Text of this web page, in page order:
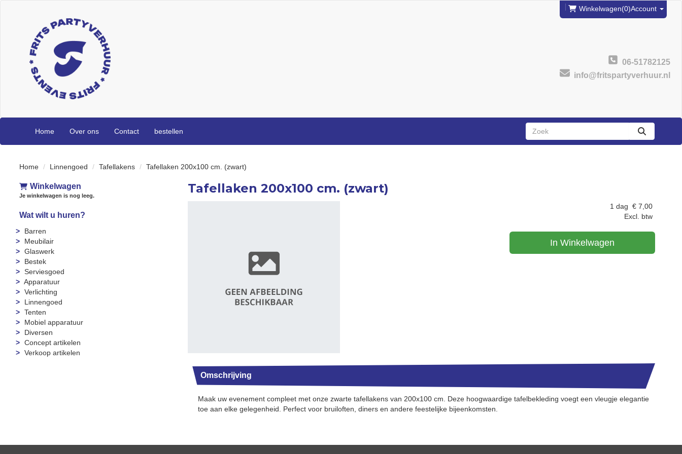
Winkelwagen(0)Account
06-51782125
info@fritspartyverhuur.nl
Home Over ons Contact bestellen
zoeken
Home Linnengoed Tafellakens Tafellaken 200x100 cm. (zwart)
Winkelwagen
Je winkelwagen is nog leeg.
Wat wilt u huren?
Barren
Meubilair
Glaswerk
Bestek
Serviesgoed
Apparatuur
Verlichting
Linnengoed
Tenten
Mobiel apparatuur
Diversen
Concept artikelen
Verkoop artikelen
Tafellaken 200x100 cm. (zwart)
1 dag € 7,00
Excl. btw
In Winkelwagen
Omschrijving
Maak uw evenement compleet met onze zwarte tafellakens van 200x100 cm. Deze hoogwaardige tafelbekleding voegt een vleugje elegantie
toe aan elke gelegenheid. Perfect voor bruiloften, diners en andere feestelijke bijeenkomsten.